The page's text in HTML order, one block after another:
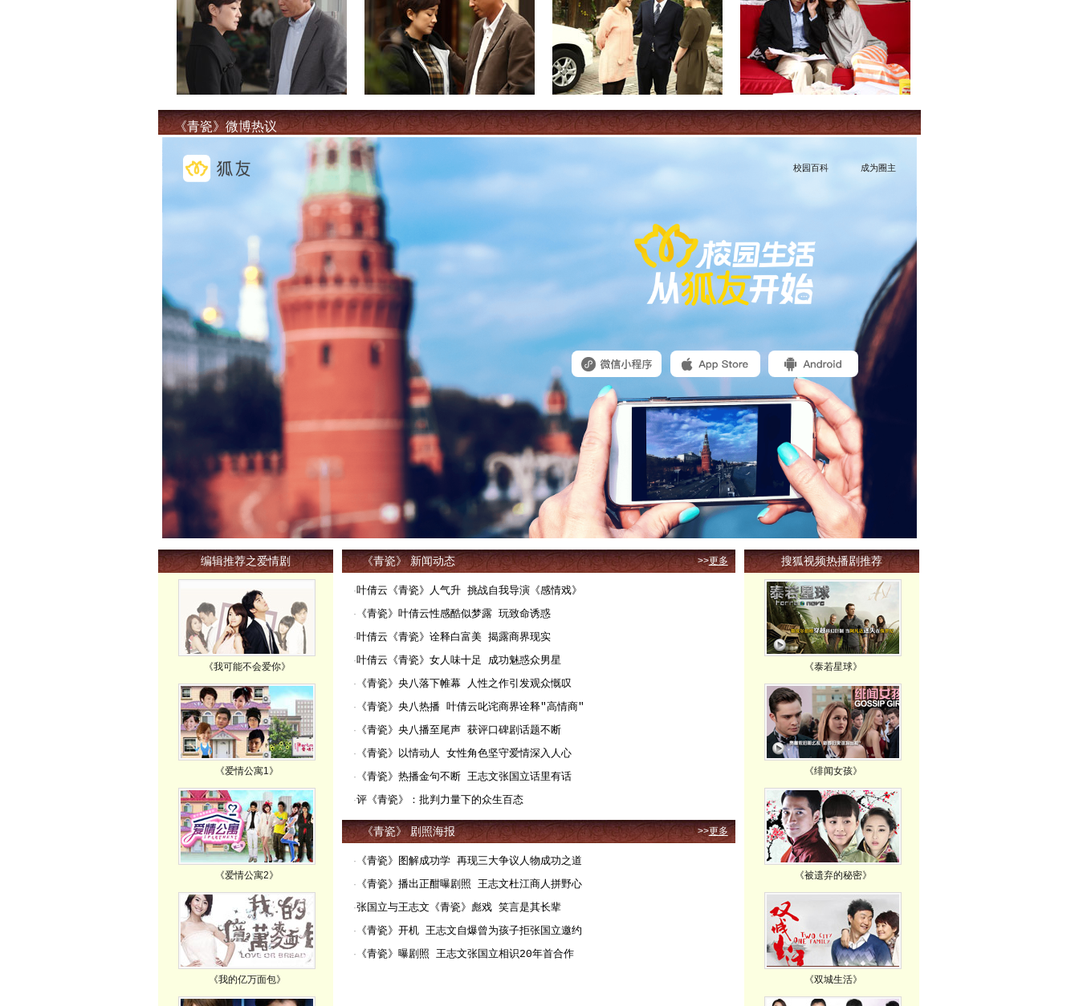
《青瓷》微博热议
编辑推荐之爱情剧
《我可能不会爱你》
《爱情公寓1》
《爱情公寓2》
《我的亿万面包》
《青瓷》 新闻动态 >>更多
·叶倩云《青瓷》人气升 挑战自我导演《感情戏》
· 《青瓷》叶倩云性感酷似梦露 玩致命诱惑
·叶倩云《青瓷》诠释白富美 揭露商界现实
·叶倩云《青瓷》女人味十足 成功魅惑众男星
· 《青瓷》央八落下帷幕 人性之作引发观众慨叹
· 《青瓷》央八热播 叶倩云叱诧商界诠释"高情商"
· 《青瓷》央八播至尾声 获评口碑剧话题不断
· 《青瓷》以情动人 女性角色坚守爱情深入人心
· 《青瓷》热播金句不断 王志文张国立话里有话
·评《青瓷》：批判力量下的众生百态
《青瓷》 剧照海报 >>更多
· 《青瓷》图解成功学 再现三大争议人物成功之道
· 《青瓷》播出正酣曝剧照 王志文杜江商人拼野心
·张国立与王志文《青瓷》彪戏 笑言是其长辈
· 《青瓷》开机 王志文自爆曾为孩子拒张国立邀约
· 《青瓷》曝剧照 王志文张国立相识20年首合作
搜狐视频热播剧推荐
《泰若星球》
《绯闻女孩》
《被遗弃的秘密》
《双城生活》